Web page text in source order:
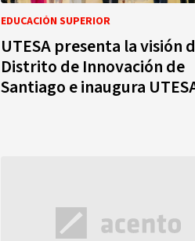
EDUCACIÓN SUPERIOR
UTESA presenta la visión
Distrito de Innovación de
Santiago e inaugura